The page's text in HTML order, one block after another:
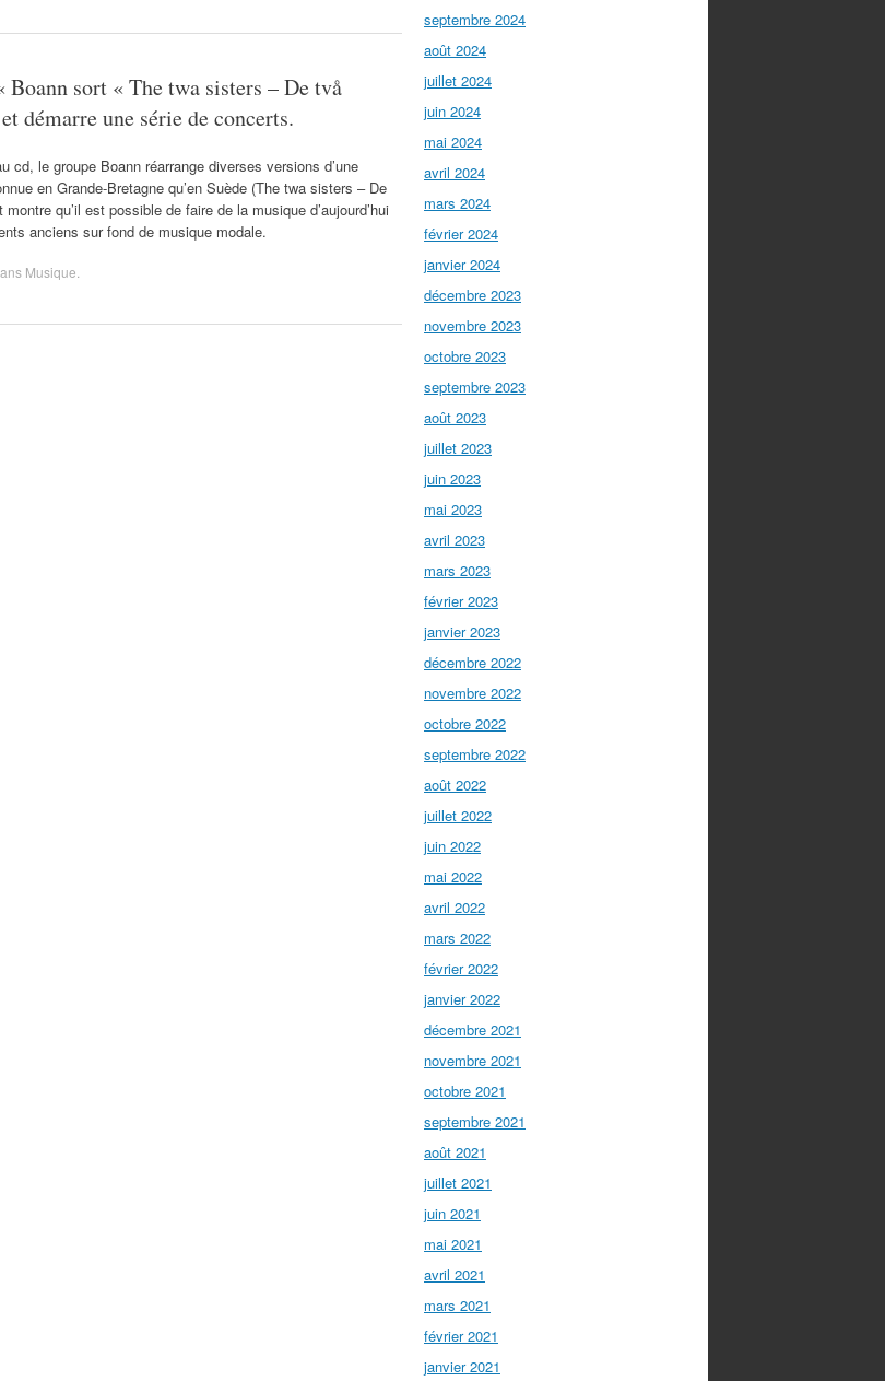
Boann sort « The twa sisters – De två
démarre une série de concerts.
cd, le groupe Boann réarrange diverses versions d’une
en Grande-Bretagne qu’en Suède (The twa sisters – De
qu’il est possible de faire de la musique d’aujourd’hui
anciens sur fond de musique modale.
Musique
septembre 2024
août 2024
juillet 2024
juin 2024
mai 2024
avril 2024
mars 2024
février 2024
janvier 2024
décembre 2023
novembre 2023
octobre 2023
septembre 2023
août 2023
juillet 2023
juin 2023
mai 2023
avril 2023
mars 2023
février 2023
janvier 2023
décembre 2022
novembre 2022
octobre 2022
septembre 2022
août 2022
juillet 2022
juin 2022
mai 2022
avril 2022
mars 2022
février 2022
janvier 2022
décembre 2021
novembre 2021
octobre 2021
septembre 2021
août 2021
juillet 2021
juin 2021
mai 2021
avril 2021
mars 2021
février 2021
janvier 2021